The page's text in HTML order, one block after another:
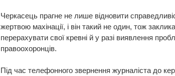
Черкасець прагне не лише відновити
жертвою махінації, і він такий не один, тож
перерахувати свої кревні й у разі виявлення
правоохоронців.
Під час телефонного звернення журналіста до